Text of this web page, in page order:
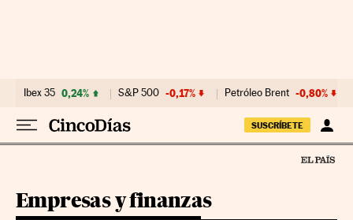
Ibex 35 0,24% S&P 500 -0,17% Petróleo Brent -0,80%
SUSCRÍBETE
Empresas y finanzas